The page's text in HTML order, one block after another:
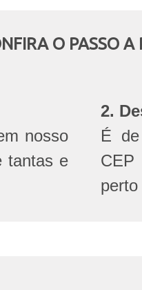
O PASSO A
nosso
tantas e
2.
É
perto